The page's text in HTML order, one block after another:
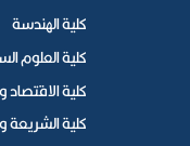
كلية الهندسة
كلية العلوم
كلية الاقتصاد
كلية الشريعة